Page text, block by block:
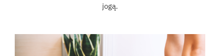
jogą.